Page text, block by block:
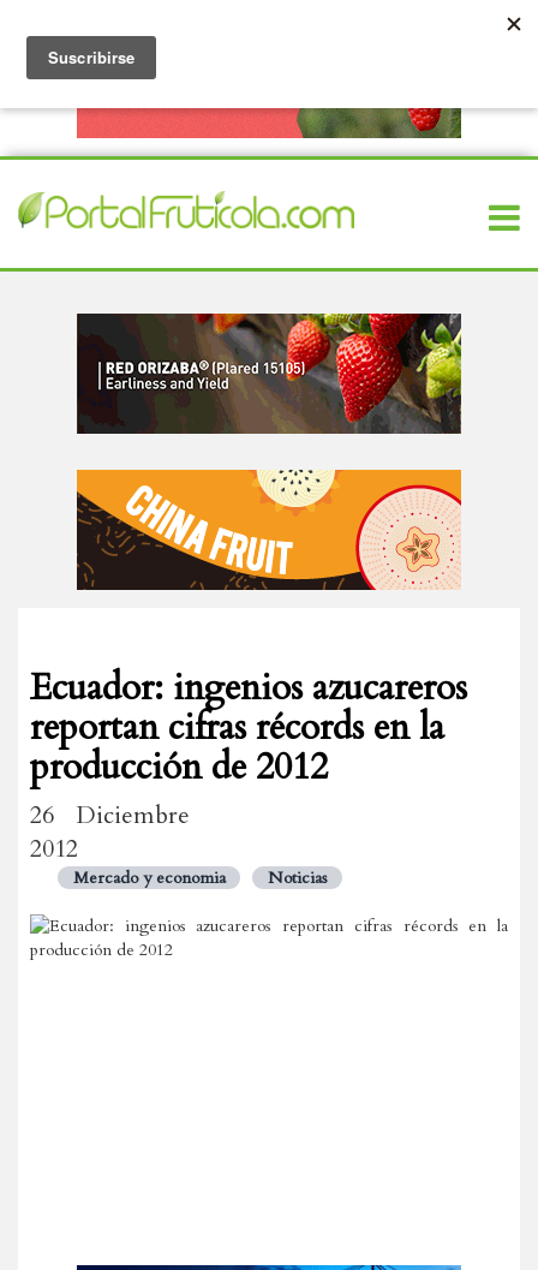
Ecuador: ingenios azucareros
reportan cifras récords en la
producción de 2012
26 Diciembre
2012
Mercado y economia Noticias